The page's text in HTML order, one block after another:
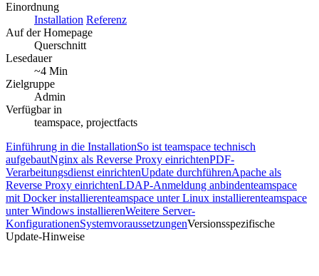
Einordnung
Installation Referenz
Auf der Homepage
Querschnitt
Lesedauer
~4 Min
Zielgruppe
Admin
Verfügbar in
teamspace, projectfacts
Einführung in die InstallationSo ist teamspace technisch
aufgebautNginx als Reverse Proxy einrichtenPDF-
Verarbeitungsdienst einrichtenUpdate durchführenApache als
Reverse Proxy einrichtenLDAP-Anmeldung anbindenteamspace
mit Docker installierenteamspace unter Linux installierenteamspace
unter Windows installierenWeitere Server-
KonfigurationenSystemvoraussetzungenVersionsspezifische
Update-Hinweise